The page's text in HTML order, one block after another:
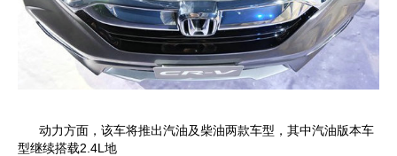
动力方面，该车将推出汽油及柴油两款车型，其中汽油版本车
型继续搭载2.4L地